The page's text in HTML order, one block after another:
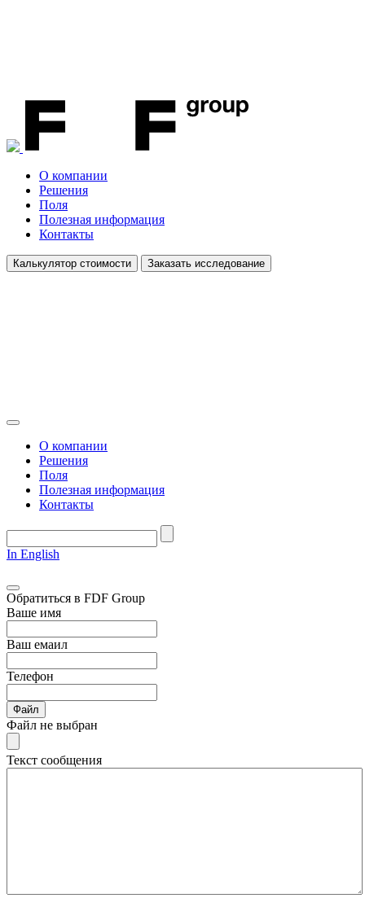
О компании
Решения
Поля
Полезная информация
Контакты
Калькулятор стоимости Заказать исследование
О компании
Решения
Поля
Полезная информация
Контакты
In English
Обратиться в FDF Group
Ваше имя
Ваш емаил
Телефон
Файл
Файл не выбран
Текст сообщения